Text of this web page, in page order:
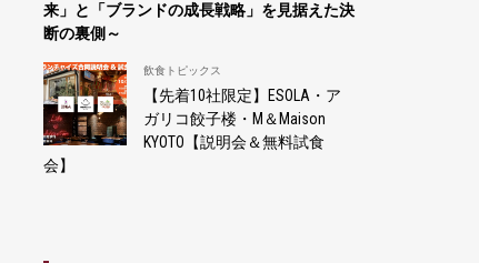
来」と「ブランドの成長戦略」を見据えた決
断の裏側～
飲食トピックス
【先着10社限定】ESOLA・ア
ガリコ餃子楼・M＆Maison
KYOTO【説明会＆無料試食
会】